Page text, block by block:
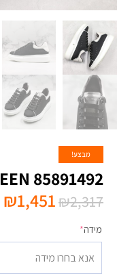
מבצע!
85891492
₪2,317
₪1,451
מידה*
אנא בחרו מידה